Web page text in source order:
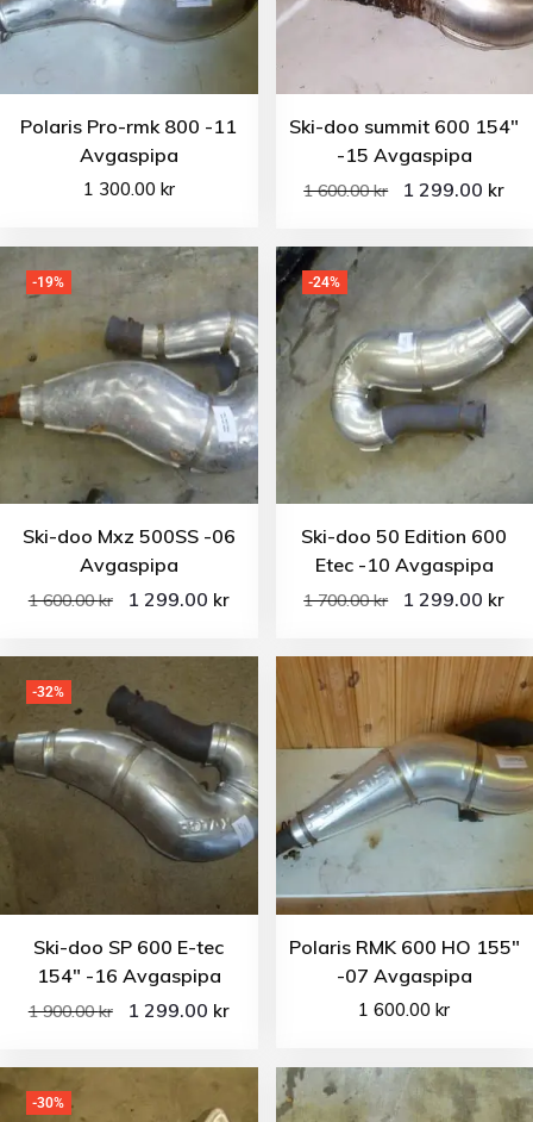
Polaris Pro-rmk 800 -11
Avgaspipa
1 300.00 kr
Ski-doo summit 600 154″
-15 Avgaspipa
1 600.00kr 1 299.00 kr
-19%
Ski-doo Mxz 500SS -06
Avgaspipa
1 600.00kr 1 299.00 kr
-24%
Ski-doo 50 Edition 600
Etec -10 Avgaspipa
1 700.00kr 1 299.00 kr
-32%
Ski-doo SP 600 E-tec
154″ -16 Avgaspipa
1 900.00kr 1 299.00 kr
Polaris RMK 600 HO 155″
-07 Avgaspipa
1 600.00kr
-30%